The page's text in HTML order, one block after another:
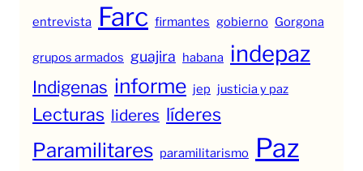
entrevista Farc firmantes gobierno Gorgona
grupos armados guajira habana indepaz
Indigenas informe jep justicia y paz
Lecturas lideres líderes
Paramilitares paramilitarismo Paz